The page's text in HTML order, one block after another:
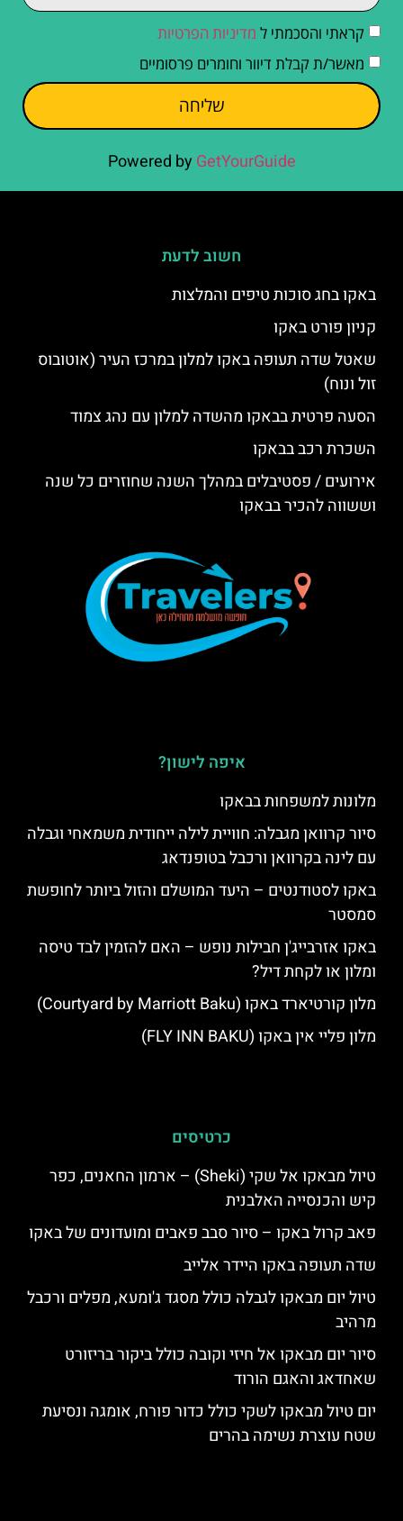
קראתי והסכמתי ל מדיניות הפרטיות
מאשר/ת קבלת דיוור וחומרים פרסומיים
שליחה
Powered by GetYourGuide
חשוב לדעת
באקו בחג סוכות טיפים והמלצות
קניון פורט באקו
שאטל שדה תעופה באקו למלון במרכז העיר (אוטובוס
זול ונוח)
הסעה פרטית בבאקו מהשדה למלון עם נהג צמוד
השכרת רכב בבאקו
אירועים / פסטיבלים במהלך השנה שחוזרים כל שנה
וששווה להכיר בבאקו
איפה לישון?
מלונות למשפחות בבאקו
סיור קרוואן מגבלה: חוויית לילה ייחודית משמאחי וגבלה
עם לינה בקרוואן ורכבל בטופנדאג
באקו לסטודנטים – היעד המושלם והזול ביותר לחופשת
סמסטר
באקו אזרבייג'ן חבילות נופש – האם להזמין לבד טיסה
ומלון או לקחת דיל?
מלון קורטיארד באקו (Courtyard by Marriott Baku)
מלון פליי אין באקו (FLY INN BAKU)
כרטיסים
טיול מבאקו אל שקי (Sheki) – ארמון החאנים, כפר
קיש והכנסייה האלבנית
פאב קרול באקו – סיור סבב פאבים ומועדונים של באקו
שדה תעופה באקו היידר אלייב
טיול יום מבאקו לגבלה כולל מסגד ג'ומעא, מפלים ורכבל
מרהיב
סיור יום מבאקו אל חיזי וקובה כולל ביקור בריזורט
שאחדאג והאגם הורוד
יום טיול מבאקו לשקי כולל כדור פורח, אומגה ונסיעת
שטח עוצרת נשימה בהרים